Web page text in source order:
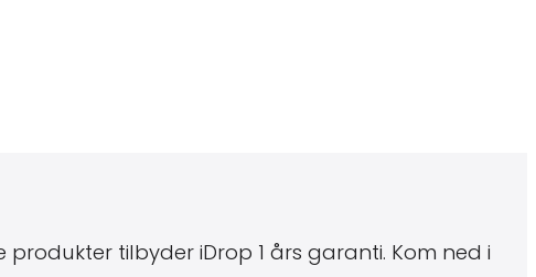
tilbyder iDrop 1 års garanti. Kom ned i